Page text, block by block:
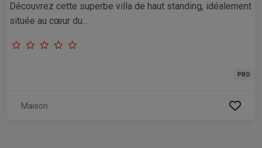
Découvrez cette superbe villa de haut standing, idéalement
située au cœur du...
PRO
Maison